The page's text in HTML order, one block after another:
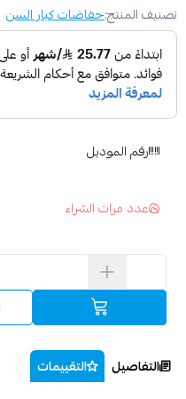
تصنيف المنتج:حفاضات كبار السن
رقم الموديل
عدد مرات الشراء
التفاصيل التقييمات